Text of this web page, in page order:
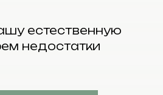
естественную
недостатки